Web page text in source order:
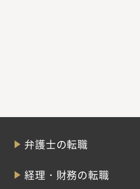
弁護士の転職
経理・財務の転職